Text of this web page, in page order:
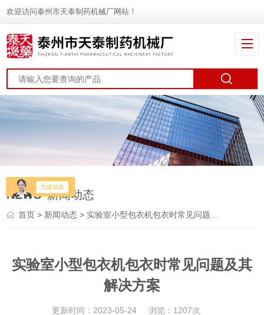
欢迎访问泰州市天泰制药机械厂网站！
NEWS 新闻动态
首页 > 新闻动态 > 实验室小型包衣机包衣时常见问题及其解决方案
实验室小型包衣机包衣时常见问题及其
解决方案
更新时间：2023-05-24 浏览：1207次